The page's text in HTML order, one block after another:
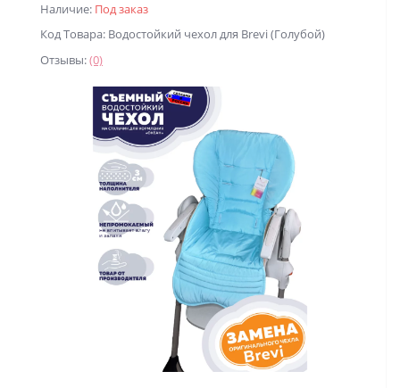
Наличие: Под заказ
Код Товара: Водостойкий чехол для Brevi (Голубой)
Отзывы:(0)